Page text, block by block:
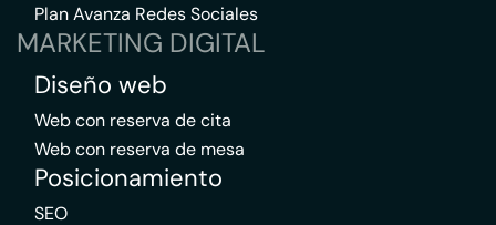
Plan Avanza Redes Sociales
MARKETING DIGITAL
Diseño web
Web con reserva de cita
Web con reserva de mesa
Posicionamiento
SEO